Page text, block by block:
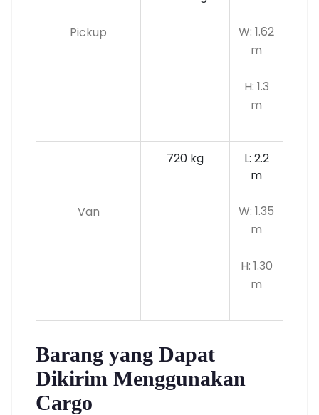
Pickup
W: 1.62
m
H: 1.3
m
Van
720 kg
L: 2.2
m
W: 1.35
m
H: 1.30
m
Barang yang Dapat
Dikirim Menggunakan
Cargo